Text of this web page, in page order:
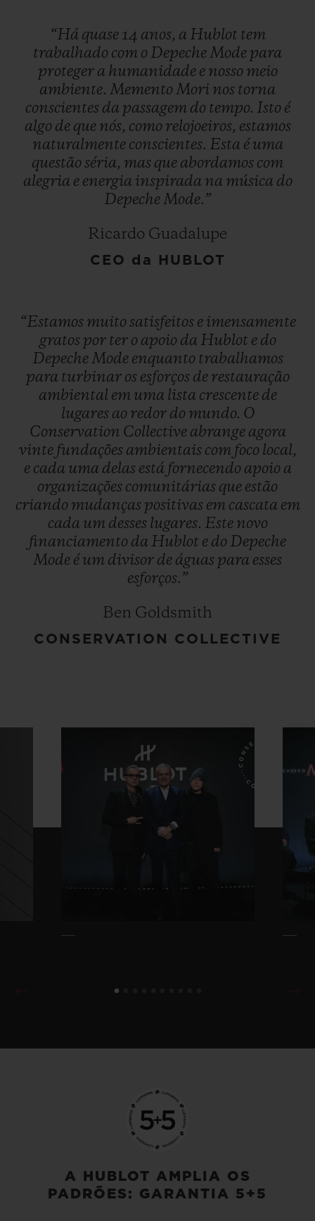
“Há quase 14 anos, a Hublot tem
trabalhado com o DepecheMode para
proteger a humanidade e nosso meio
ambiente. Memento Mori nos torna
conscientes da passagem do tempo. Isto é
algo de que nós, como relojoeiros, estamos
naturalmente conscientes. Esta é uma
questão séria, mas que abordamos com
alegria e energia inspirada na música do
DepecheMode.”
Ricardo Guadalupe
CEO da HUBLOT
“Estamos muito satisfeitos e imensamente
gratos por ter o apoio da Hublot e do
DepecheMode enquanto trabalhamos
para turbinar os esforços de restauração
ambiental em uma lista crescente de
lugares ao redor do mundo. O
Conservation Collective abrange agora
vinte fundações ambientais com foco local,
e cada uma delas está fornecendo apoio a
organizações comunitárias que estão
criando mudanças positivas em cascata em
cada um desses lugares. Este novo
financiamento da Hublot e do Depeche
Mode é um divisor de águas para esses
esforços.”
Ben Goldsmith
CONSERVATION COLLECTIVE
A HUBLOT AMPLIA OS
PADRÕES: GARANTIA 5+5